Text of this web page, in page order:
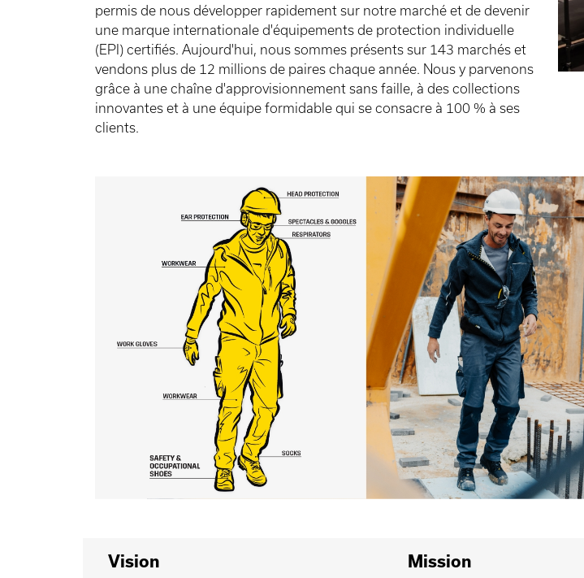
permis de nous développer rapidement sur notre marché et de devenir
une marque internationale d'équipements de protection individuelle
(EPI) certifiés. Aujourd'hui, nous sommes présents sur 143 marchés et
vendons plus de 12 millions de paires chaque année. Nous y parvenons
grâce à une chaîne d'approvisionnement sans faille, à des collections
innovantes et à une équipe formidable qui se consacre à 100 % à ses
clients.
Vision Mission